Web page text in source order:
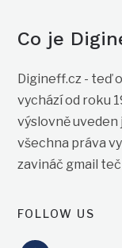
Co je
Digineff.cz - teď
vychází od roku
výslovně uveden
všechna práva
zavináč gmail
FOLLOW US